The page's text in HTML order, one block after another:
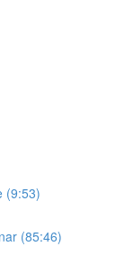
(9:53)
(85:46)